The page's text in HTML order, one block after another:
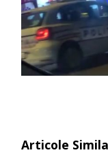
Articole